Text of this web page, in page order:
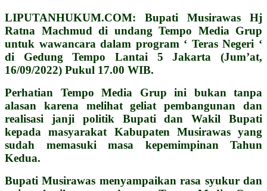
LIPUTANHUKUM.COM: Bupati Musirawas Hj
Ratna Machmud di undang Tempo Media Grup
untuk wawancara dalam program ‘ Teras Negeri ‘
di Gedung Tempo Lantai 5 Jakarta (Jum’at,
16/09/2022) Pukul 17.00 WIB.
Perhatian Tempo Media Grup ini bukan tanpa
alasan karena melihat geliat pembangunan dan
realisasi janji politik Bupati dan Wakil Bupati
kepada masyarakat Kabupaten Musirawas yang
sudah memasuki masa kepemimpinan Tahun
Kedua.
Bupati Musirawas menyampaikan rasa syukur dan